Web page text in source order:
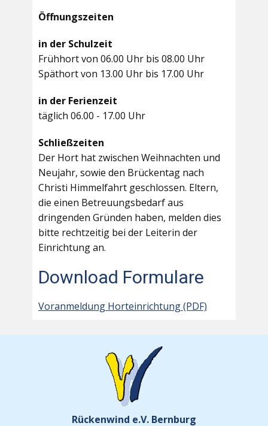
Öffnungszeiten
in der Schulzeit
Frühhort von 06.00 Uhr bis 08.00 Uhr
Späthort von 13.00 Uhr bis 17.00 Uhr
in der Ferienzeit
täglich 06.00 - 17.00 Uhr
Schließzeiten
Der Hort hat zwischen Weihnachten und
Neujahr, sowie den Brückentag nach
Christi Himmelfahrt geschlossen. Eltern,
die einen Betreuungsbedarf aus
dringenden Gründen haben, melden dies
bitte rechtzeitig bei der Leiterin der
Einrichtung an.
Download Formulare
Voranmeldung Horteinrichtung (PDF)
Rückenwind e.V. Bernburg